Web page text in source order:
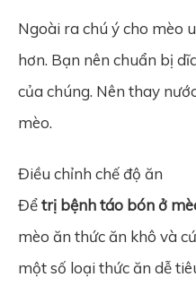
Ngoài ra chú ý cho mèo
hơn. Bạn nên chuẩn bị
của chúng. Nên thay
mèo.
Điều chỉnh chế độ ăn
Đểtrị bệnh táo bón ở
mèo ăn thức ăn khô và
một số loại thức ăn dễ